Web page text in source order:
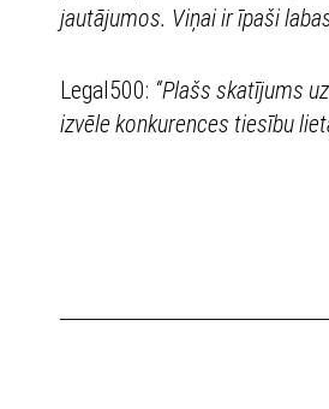
jautājumos. Viņai ir īpaši
Legal500: “Plašs skatījums
izvēle konkurences tiesību